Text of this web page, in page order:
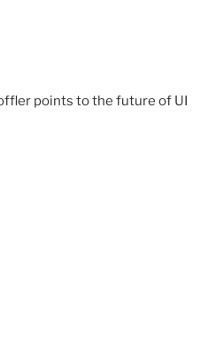
points to the future of UI